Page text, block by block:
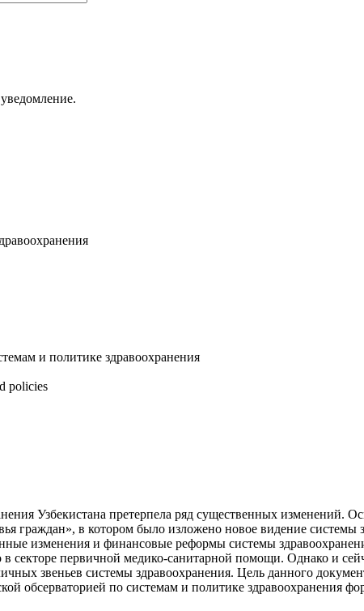
и политике здравоохранения
policies
Узбекистана претерпела ряд существенных изменений.
граждан», в котором было изложено новое видение системы
изменения и финансовые реформы системы
секторе первичной медико-санитарной помощи. Однако и
звеньев системы здравоохранения. Цель данного
обсерваторией по системам и политике здравоохранения